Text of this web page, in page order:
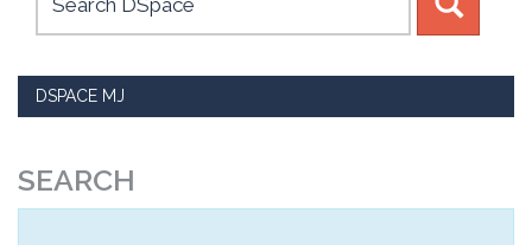
DSPACE MJ
SEARCH